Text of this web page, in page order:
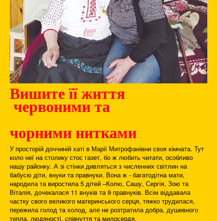
Вишите її життя
червоними та
чорними нитками
У просторій доччиній хаті в Марії Митрофанівни своя кімната. Тут
коло неї на столику стос газет, бо ж любить читати, особливо
нашу районку. А зі стінки дивляться з численних світлин на
бабусю діти, внуки та правнуки. Вона ж - багатодітна мати,
народила та виростила 5 дітей –Колю, Сашу, Сергія, Зою та
Віталія, дочекалася 11 внуків та 9 правнуків. Всім віддавала
частку свого великого материнського серця, тяжко трудилася,
пережила голод та холод, але не розтратила добра, душевного
тепла, людяності, співчуття та милосердя.